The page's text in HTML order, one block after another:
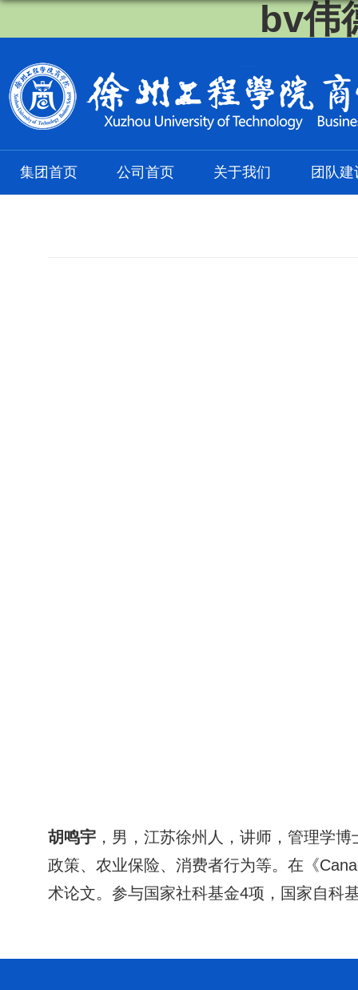
bv伟
集团首页 公司首页 关于我们 团队建
胡鸣宇 ，男，江苏徐州人，讲师，管理学
政策、农业保险、消费者行为等。在《
术论文。参与国家社科基金4项，国家自科